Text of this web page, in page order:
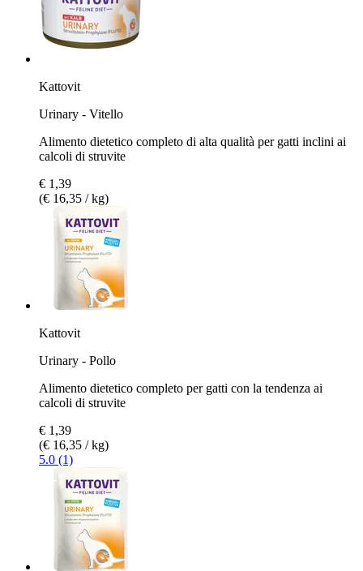
Kattovit
Urinary - Vitello
Alimento dietetico completo di alta qualità per gatti inclini ai
calcoli di struvite
€ 1,39
(€ 16,35 / kg)
Kattovit
Urinary - Pollo
Alimento dietetico completo per gatti con la tendenza ai
calcoli di struvite
€ 1,39
(€ 16,35 / kg)
5.0 (1)